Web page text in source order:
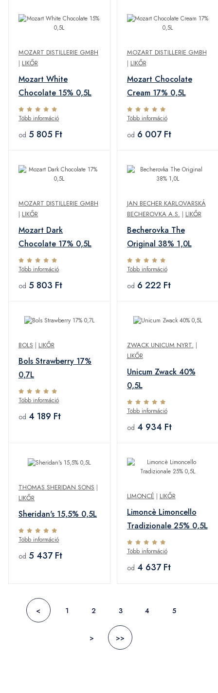
MOZART DISTILLERIE GMBH
| LIKŐR
Mozart White
Chocolate 15% 0,5L
Több információ
od 5 805 Ft
MOZART DISTILLERIE GMBH
| LIKŐR
Mozart Chocolate
Cream 17% 0,5L
Több információ
od 6 007 Ft
MOZART DISTILLERIE GMBH
| LIKŐR
Mozart Dark
Chocolate 17% 0,5L
Több információ
od 5 803 Ft
JAN BECHER KARLOVARSKÁ
BECHEROVKA A.S. | LIKŐR
Becherovka The
Original 38% 1,0L
Több információ
od 6 222 Ft
BOLS | LIKŐR
Bols Strawberry 17%
0,7L
Több információ
od 4 189 Ft
ZWACK UNICUM NYRT. |
LIKŐR
Unicum Zwack 40%
0,5L
Több információ
od 4 934 Ft
THOMAS SHERIDAN SONS |
LIKŐR
Sheridan's 15,5% 0,5L
Több információ
od 5 437 Ft
LIMONCÉ | LIKŐR
Limoncè Limoncello
Tradizionale 25% 0,5L
Több információ
od 4 637 Ft
< 1 2 3 4 5
> >>